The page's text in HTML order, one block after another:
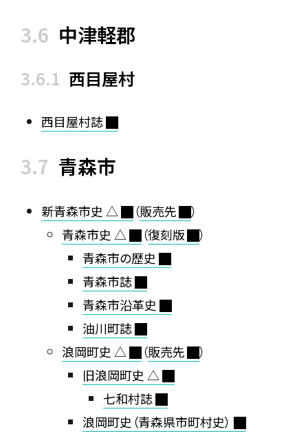
中津軽郡
西目屋村
西目屋村誌
青森市
新青森市史 △ （販売先
）
青森市史 △
（復刻版
）
青森市の歴史
青森市誌
青森市沿革史
油川町誌
浪岡町史 △
（販売先
）
旧浪岡町史 △
七和村誌
浪岡町史（青森県市町村史）